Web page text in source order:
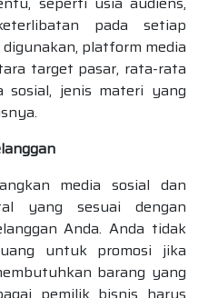
pada setiap
platform media
target pasar, rata-rata
sosial, jenis materi yang
media sosial dan
yang sesuai dengan
Anda. Anda tidak
untuk promosi jika
barang yang